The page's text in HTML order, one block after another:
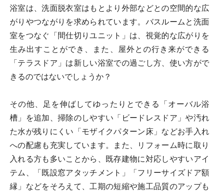
浴室は、洗面脱衣室はもとより外部などとの空間的な広
がりやつながりを求められています。バスルームと洗面
室をつなぐ「間仕切りユニット」は、視覚的な広がりを
生み出すことができ、また、屋外との行き来ができる
「テラスドア」は新しい浴室での過ごし方、使い方がで
きるのではないでしょうか？
その他、足を伸ばしてゆったりとできる「オーバル浴
槽」を追加、掃除のしやすい「ビードレスドア」や汚れ
た水が残りにくい「モザイクパターン床」などお手入れ
への配慮も充実しています。また、リフォーム時に取り
入れる方も多いことから、既存建物に対応しやすいアイ
テム、「既設窓アタッチメント」「フリーサイズドア額
縁」などをそろえて、工期の短縮や施工品質のアップも